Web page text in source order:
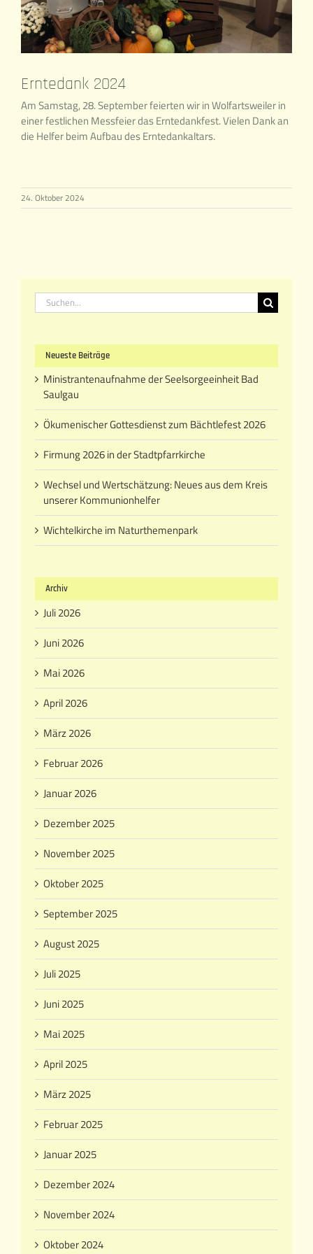
Erntedank 2024
Am Samstag, 28. September feierten wir in Wolfartsweiler in
einer festlichen Messfeier das Erntedankfest. Vielen Dank an
die Helfer beim Aufbau des Erntedankaltars.
24. Oktober 2024
Suche
nach:
Neueste Beiträge
Ministrantenaufnahme der Seelsorgeeinheit Bad
Saulgau
Ökumenischer Gottesdienst zum Bächtlefest 2026
Firmung 2026 in der Stadtpfarrkirche
Wechsel und Wertschätzung: Neues aus dem Kreis
unserer Kommunionhelfer
Wichtelkirche im Naturthemenpark
Archiv
Juli 2026
Juni 2026
Mai 2026
April 2026
März 2026
Februar 2026
Januar 2026
Dezember 2025
November 2025
Oktober 2025
September 2025
August 2025
Juli 2025
Juni 2025
Mai 2025
April 2025
März 2025
Februar 2025
Januar 2025
Dezember 2024
November 2024
Oktober 2024